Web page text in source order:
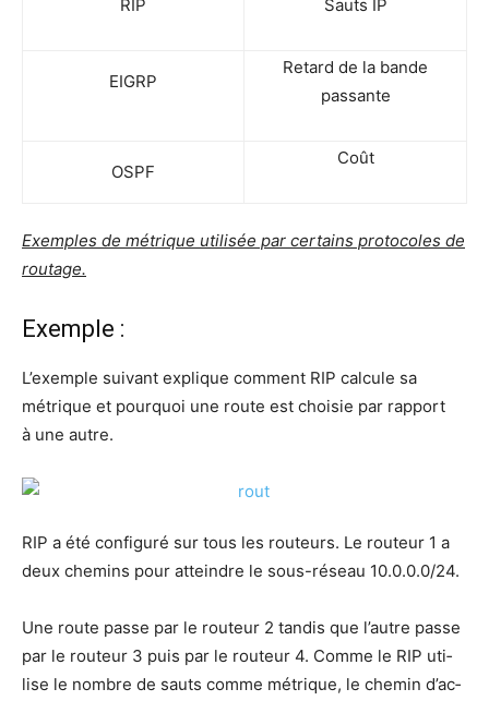
RIP Sauts IP
EIGRP
Retard de la bande
passante
OSPF
Coût
Exemples de métrique uti­li­sée par cer­tains pro­to­coles de
routage.
Exemple :
L’exemple sui­vant explique com­ment RIP cal­cule sa
métrique et pour­quoi une route est choi­sie par rap­port
à une autre.
RIP a été confi­gu­ré sur tous les rou­teurs. Le rou­teur 1 a
deux che­mins pour atteindre le sous-réseau 10.0.0.0/24.
Une route passe par le rou­teur 2 tan­dis que l’autre passe
par le rou­teur 3 puis par le rou­teur 4. Comme le RIP uti­
lise le nombre de sauts comme métrique, le che­min d’ac­